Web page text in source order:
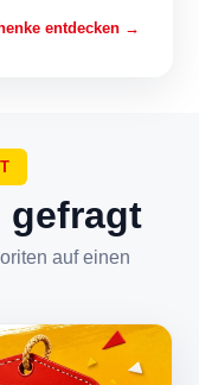
entdecken →
gefragt
auf einen